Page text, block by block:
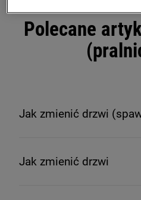
Polecane
Jak zmienić drzwi
Jak zmienić drzwi